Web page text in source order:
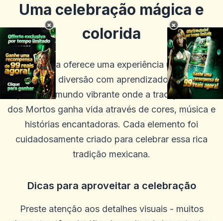
Uma celebração mágica e
colorida
Oh Catrina oferece uma experiência única que
combina diversão com aprendizado cultural.
Explore um mundo vibrante onde a tradição do Dia
dos Mortos ganha vida através de cores, música e
histórias encantadoras. Cada elemento foi
cuidadosamente criado para celebrar essa rica
tradição mexicana.
Dicas para aproveitar a celebração
Preste atenção aos detalhes visuais - muitos
× ×